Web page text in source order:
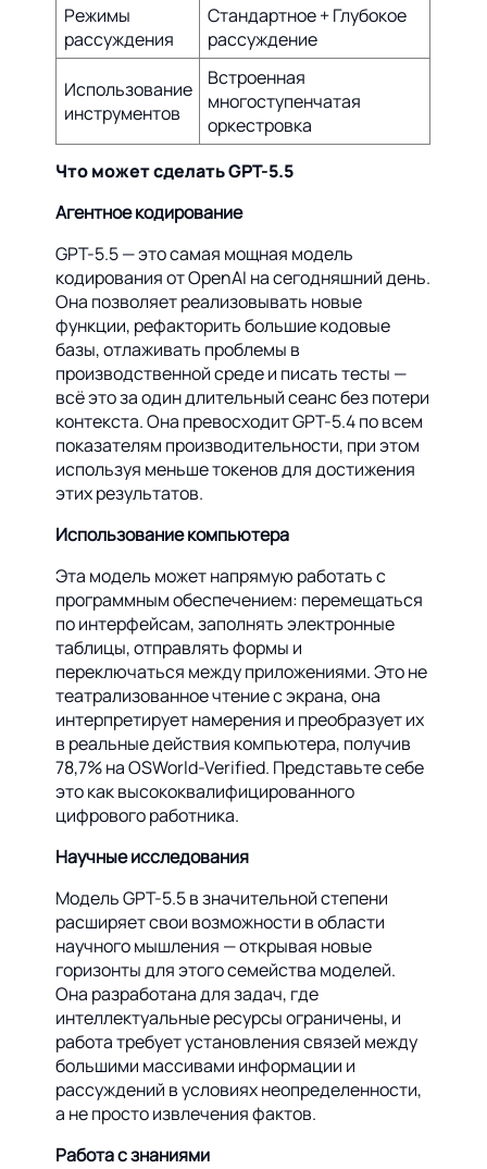
Режимы
рассуждения
Стандартное + Глубокое
рассуждение
Использование
инструментов
Встроенная
многоступенчатая
оркестровка
Что может сделать GPT-5.5
Агентное кодирование
GPT-5.5 — это самая мощная модель
кодирования от OpenAI на сегодняшний день.
Она позволяет реализовывать новые
функции, рефакторить большие кодовые
базы, отлаживать проблемы в
производственной среде и писать тесты —
всё это за один длительный сеанс без потери
контекста. Она превосходит GPT-5.4 по всем
показателям производительности, при этом
используя меньше токенов для достижения
этих результатов.
Использование компьютера
Эта модель может напрямую работать с
программным обеспечением: перемещаться
по интерфейсам, заполнять электронные
таблицы, отправлять формы и
переключаться между приложениями. Это не
театрализованное чтение с экрана, она
интерпретирует намерения и преобразует их
в реальные действия компьютера, получив
78,7% на OSWorld-Verified. Представьте себе
это как высококвалифицированного
цифрового работника.
Научные исследования
Модель GPT-5.5 в значительной степени
расширяет свои возможности в области
научного мышления — открывая новые
горизонты для этого семейства моделей.
Она разработана для задач, где
интеллектуальные ресурсы ограничены, и
работа требует установления связей между
большими массивами информации и
рассуждений в условиях неопределенности,
а не просто извлечения фактов.
Работа с знаниями